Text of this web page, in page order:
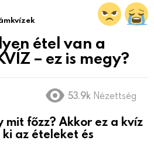
étel van a
– ez is megy?
53.9k Nézettség
mit főzz? Akkor ez a kvíz
az ételeket és